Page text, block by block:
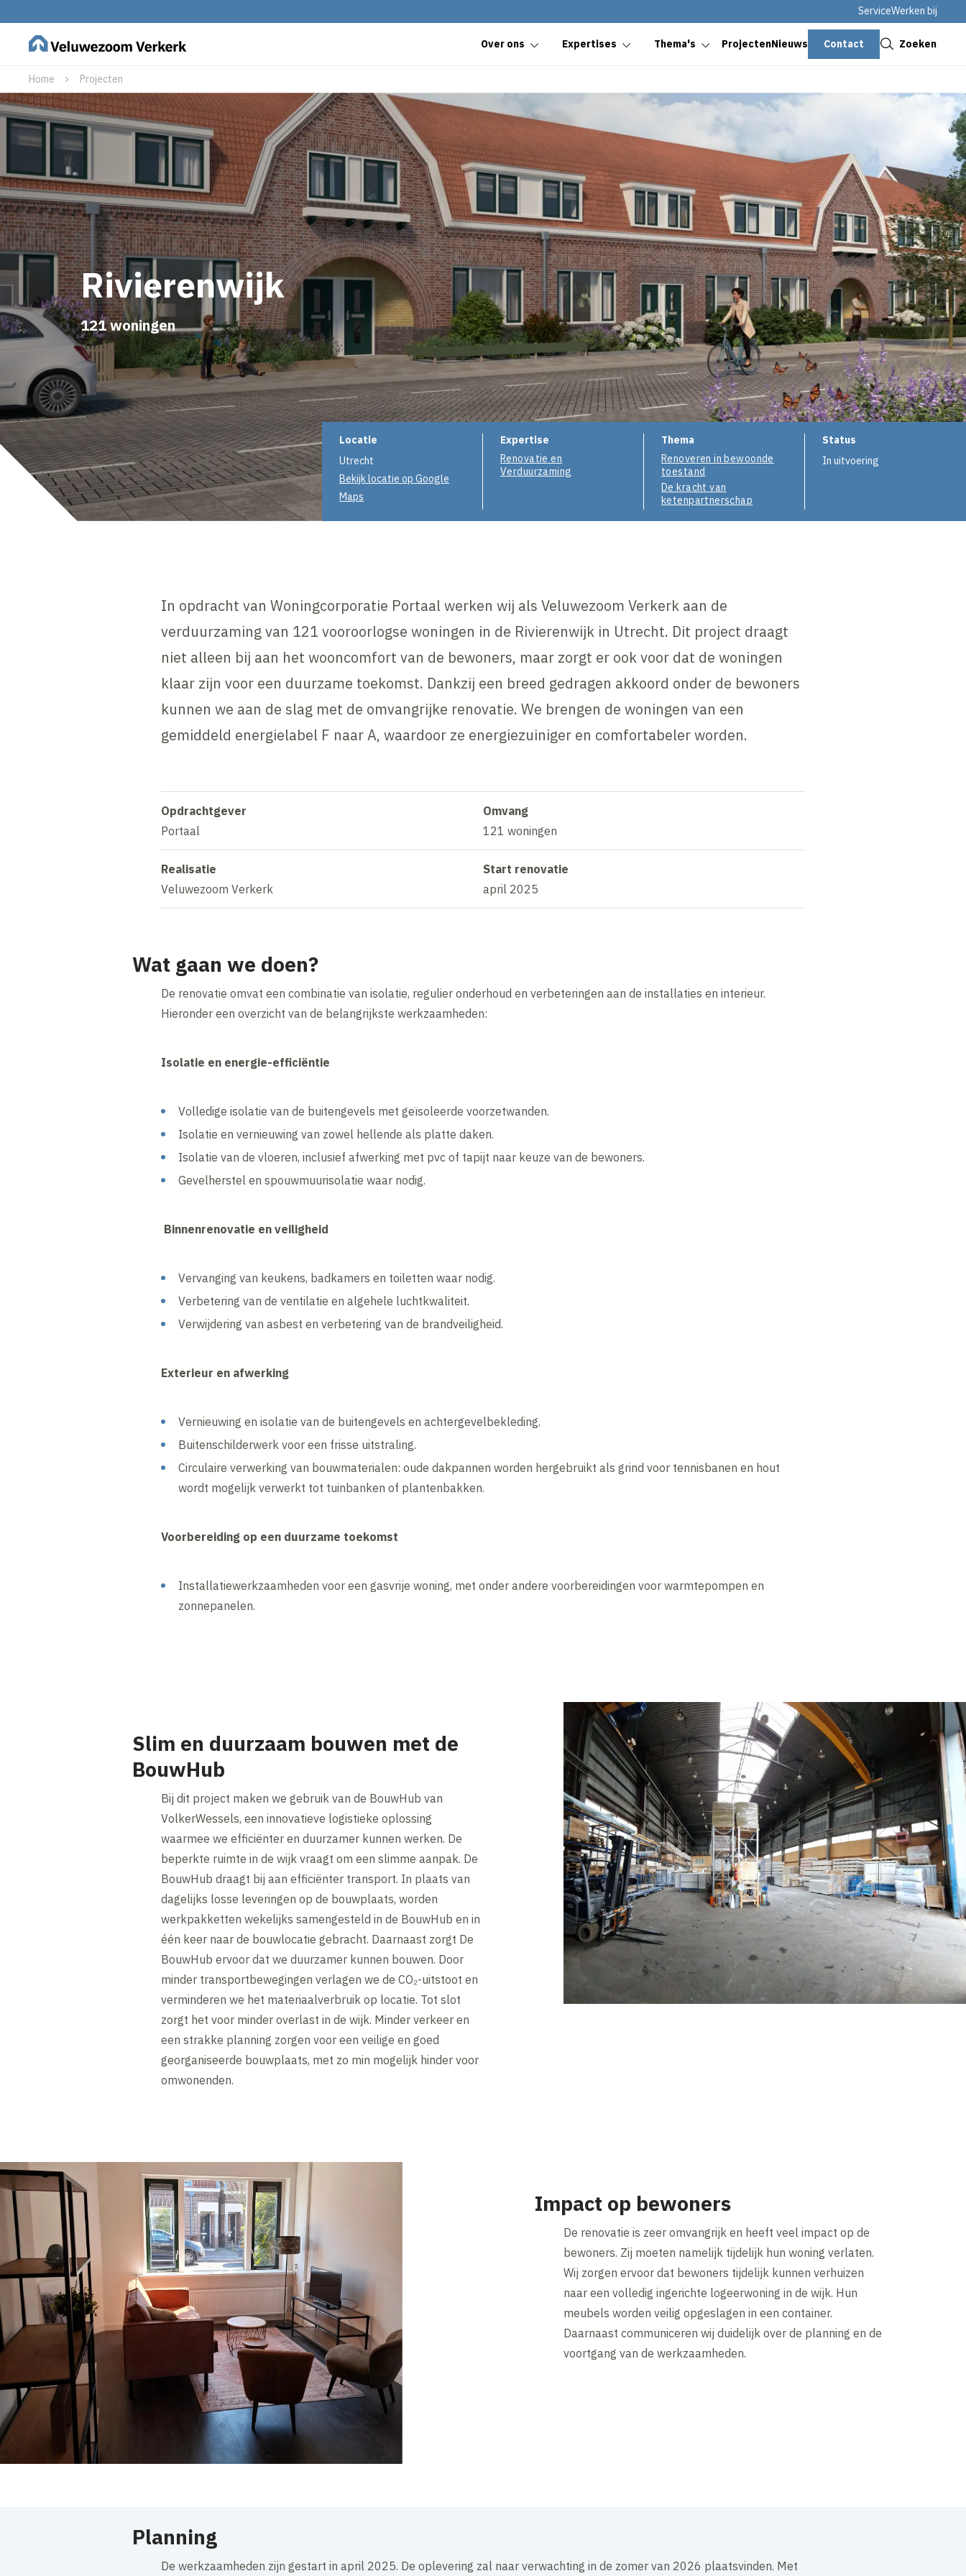
ServiceWerken bij
Over ons Expertises Thema's ProjectenNieuws Contact Zoeken
Home Projecten
Rivierenwijk
121 woningen
Projectinformatie
Locatie
Utrecht
Bekijk locatie op Google
Maps
Expertise
Renovatie en
Verduurzaming
Thema
Renoveren in bewoonde
toestand
De kracht van
ketenpartnerschap
Status
In uitvoering
In opdracht van Woningcorporatie Portaal werken wij als Veluwezoom Verkerk aan de
verduurzaming van 121 vooroorlogse woningen in de Rivierenwijk in Utrecht. Dit project draagt
niet alleen bij aan het wooncomfort van de bewoners, maar zorgt er ook voor dat de woningen
klaar zijn voor een duurzame toekomst. Dankzij een breed gedragen akkoord onder de bewoners
kunnen we aan de slag met de omvangrijke renovatie. We brengen de woningen van een
gemiddeld energielabel F naar A, waardoor ze energiezuiniger en comfortabeler worden.
Opdrachtgever
Portaal
Omvang
121 woningen
Realisatie
Veluwezoom Verkerk
Start renovatie
april 2025
Wat gaan we doen?
De renovatie omvat een combinatie van isolatie, regulier onderhoud en verbeteringen aan de installaties en interieur.
Hieronder een overzicht van de belangrijkste werkzaamheden:
Isolatie en energie-efficiëntie
Volledige isolatie van de buitengevels met geïsoleerde voorzetwanden.
Isolatie en vernieuwing van zowel hellende als platte daken.
Isolatie van de vloeren, inclusief afwerking met pvc of tapijt naar keuze van de bewoners.
Gevelherstel en spouwmuurisolatie waar nodig.
Binnenrenovatie en veiligheid
Vervanging van keukens, badkamers en toiletten waar nodig.
Verbetering van de ventilatie en algehele luchtkwaliteit.
Verwijdering van asbest en verbetering van de brandveiligheid.
Exterieur en afwerking
Vernieuwing en isolatie van de buitengevels en achtergevelbekleding.
Buitenschilderwerk voor een frisse uitstraling.
Circulaire verwerking van bouwmaterialen: oude dakpannen worden hergebruikt als grind voor tennisbanen en hout
wordt mogelijk verwerkt tot tuinbanken of plantenbakken.
Voorbereiding op een duurzame toekomst
Installatiewerkzaamheden voor een gasvrije woning, met onder andere voorbereidingen voor warmtepompen en
zonnepanelen.
Slim en duurzaam bouwen met de
BouwHub
Bij dit project maken we gebruik van de BouwHub van
VolkerWessels, een innovatieve logistieke oplossing
waarmee we efficiënter en duurzamer kunnen werken. De
beperkte ruimte in de wijk vraagt om een slimme aanpak. De
BouwHub draagt bij aan efficiënter transport. In plaats van
dagelijks losse leveringen op de bouwplaats, worden
werkpakketten wekelijks samengesteld in de BouwHub en in
één keer naar de bouwlocatie gebracht. Daarnaast zorgt De
BouwHub ervoor dat we duurzamer kunnen bouwen. Door
minder transportbewegingen verlagen we de CO₂-uitstoot en
verminderen we het materiaalverbruik op locatie. Tot slot
zorgt het voor minder overlast in de wijk. Minder verkeer en
een strakke planning zorgen voor een veilige en goed
georganiseerde bouwplaats, met zo min mogelijk hinder voor
omwonenden.
Impact op bewoners
De renovatie is zeer omvangrijk en heeft veel impact op de
bewoners. Zij moeten namelijk tijdelijk hun woning verlaten.
Wij zorgen ervoor dat bewoners tijdelijk kunnen verhuizen
naar een volledig ingerichte logeerwoning in de wijk. Hun
meubels worden veilig opgeslagen in een container.
Daarnaast communiceren wij duidelijk over de planning en de
voortgang van de werkzaamheden.
Planning
De werkzaamheden zijn gestart in april 2025. De oplevering zal naar verwachting in de zomer van 2026 plaatsvinden. Met
Sluiten